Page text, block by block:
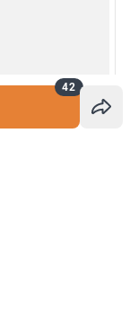
42